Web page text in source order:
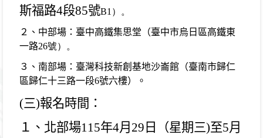
斯福路4段85號B1 ）。
２、中部場：臺中高鐵集思堂（臺中市烏日區高鐵東
一路26號）。
３、南部場：臺灣科技新創基地沙崙館（臺南市歸仁
區歸仁十三路一段6號六樓）。
(三)報名時間：
１、北部場115年4月 29 日（星期三)至5月